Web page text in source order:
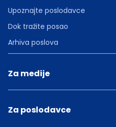
Upoznajte poslodavce
Dok tražite posao
Arhiva poslova
Za medije
Za poslodavce